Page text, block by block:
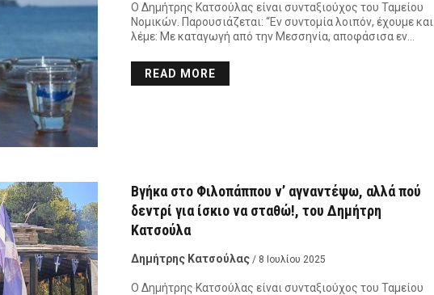
Ο Δημήτρης Κατσούλας είναι συνταξιούχος του Ταμείου
Νομικών. Παρουσιάζεται: “Εν συντομία λοιπόν, έχουμε και
λέμε: Με καταγωγή από την Μεσσηνία, αποφάσισα εν…
READ MORE
Βγήκα στο Φιλοπάππου ν’ αγναντέψω, αλλά πού
δεντρί για ίσκιο να σταθώ!, του Δημήτρη
Κατσούλα
Δημήτρης Κατσούλας / 8 Ιουλίου 2025
Ο Δημήτρης Κατσούλας είναι συνταξιούχος του Ταμείου